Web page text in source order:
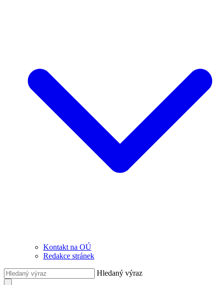
Kontakt na OÚ
Redakce stránek
Hledaný výraz